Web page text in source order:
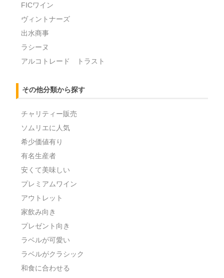
FICワイン
ヴィントナーズ
出水商事
ラシーヌ
アルコトレード トラスト
その他分類から探す
チャリティー販売
ソムリエに人気
希少価値有り
有名生産者
安くて美味しい
プレミアムワイン
アウトレット
家飲み向き
プレゼント向き
ラベルが可愛い
ラベルがクラシック
和食に合わせる